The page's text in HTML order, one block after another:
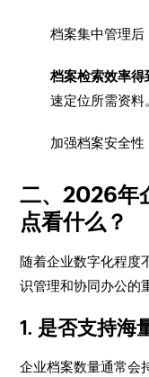
档案集中管理后
档案检索效率得
速定位所需资料
加强档案安全性
二、2026年
点看什么？
随着企业数字化程度
识管理和协同办公的
1. 是否支持海
企业档案数量通常会